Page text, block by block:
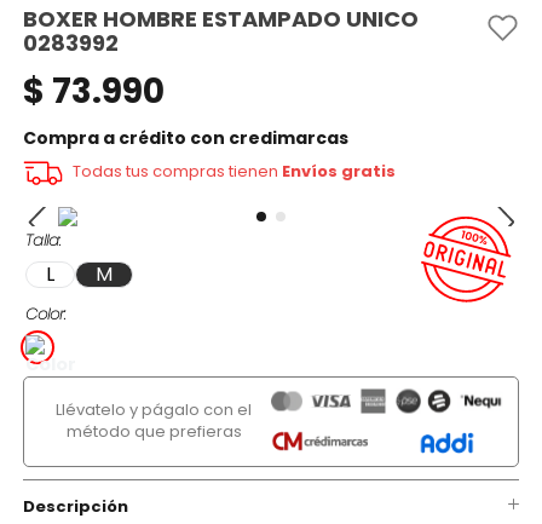
BOXER HOMBRE ESTAMPADO UNICO
0283992
$ 73.990
Compra a crédito con credimarcas
Todas tus compras tienen Envíos gratis
Talla
L M
Color
Llévatelo y págalo con el
método que prefieras
Descripción